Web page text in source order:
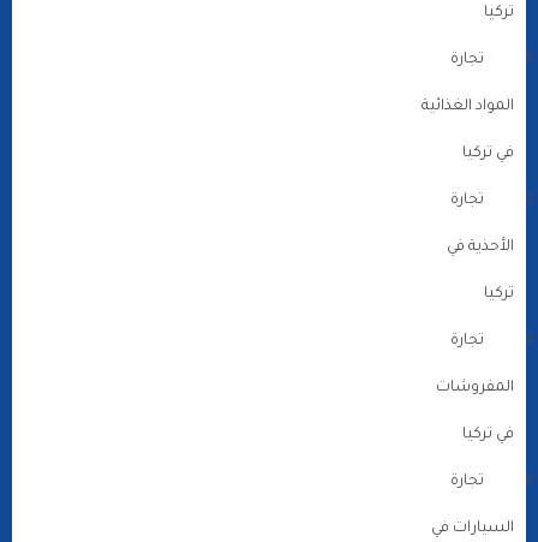
تركيا
تجارة
المواد الغذائية
في تركيا
تجارة
الأحذية في
تركيا
تجارة
المفروشات
في تركيا
تجارة
السيارات في